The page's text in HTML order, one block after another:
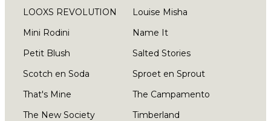
LOOXS REVOLUTION
Louise Misha
Mini Rodini
Name It
Petit Blush
Salted Stories
Scotch en Soda
Sproet en Sprout
That's Mine
The Campamento
The New Society
Timberland